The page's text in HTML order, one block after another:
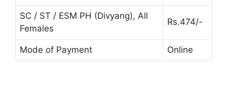
SC / ST / ESM PH (Divyang), All
Females
Rs.474/-
Mode of Payment Online